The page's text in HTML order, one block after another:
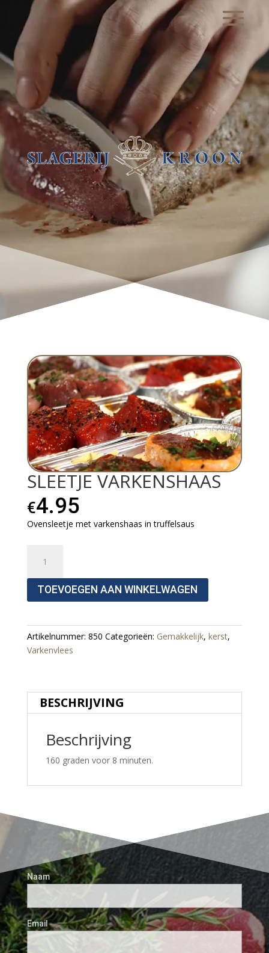
SLEETJE VARKENSHAAS
€4.95
Ovensleetje met varkenshaas in truffelsaus
Varkenshaas
Aantal
TOEVOEGEN AAN WINKELWAGEN
Artikelnummer: 850 Categorieën: Gemakkelijk, kerst,
Varkenvlees
BESCHRIJVING
Beschrijving
160 graden voor 8 minuten.
Naam
Email